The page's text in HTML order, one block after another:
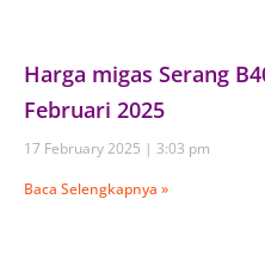
Harga migas Serang
Februari 2025
17 February 2025
3:03 pm
Baca Selengkapnya »